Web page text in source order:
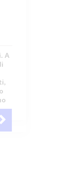
A